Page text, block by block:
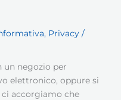
, Privacy /
un negozio per
elettronico, oppure si
ci accorgiamo che